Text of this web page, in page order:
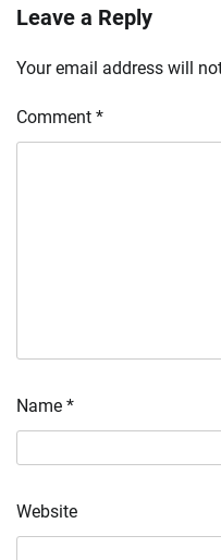
Leave a Reply
Your email address will
Comment *
Name *
Website